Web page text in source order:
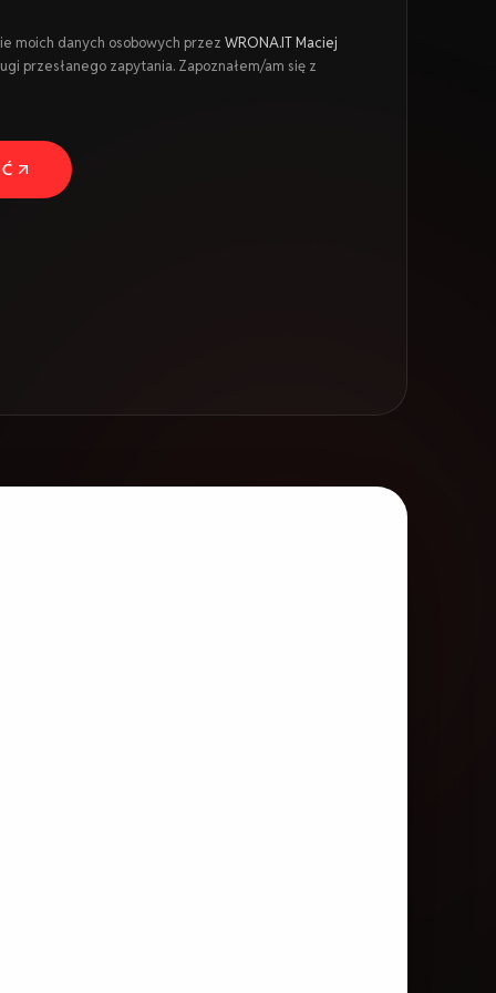
moich danych osobowych przez WRONA.IT Maciej
przesłanego zapytania. Zapoznałem/am się z